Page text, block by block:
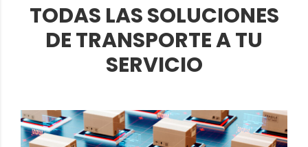
TODAS LAS SOLUCIONES
DE TRANSPORTE A TU
SERVICIO